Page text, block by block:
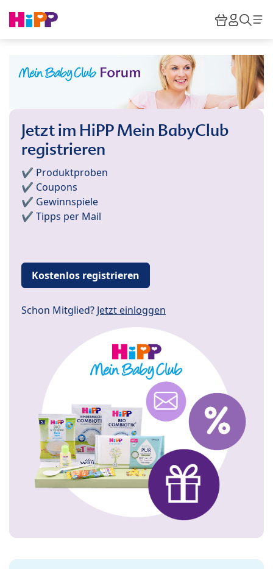
HiPP
Jetzt im HiPP Mein BabyClub
registrieren
✔️ Produktproben
✔️ Coupons
✔️ Gewinnspiele
✔️ Tipps per Mail
Kostenlos registrieren
Schon Mitglied? Jetzt einloggen